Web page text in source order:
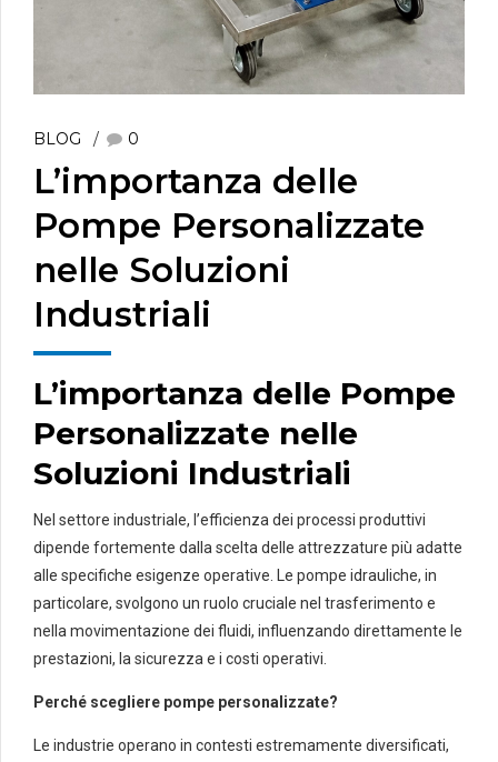
BLOG 0
L’importanza delle
Pompe Personalizzate
nelle Soluzioni
Industriali
L’importanza delle Pompe
Personalizzate nelle
Soluzioni Industriali
Nel settore industriale, l’efficienza dei processi produttivi
dipende fortemente dalla scelta delle attrezzature più adatte
alle specifiche esigenze operative. Le pompe idrauliche, in
particolare, svolgono un ruolo cruciale nel trasferimento e
nella movimentazione dei fluidi, influenzando direttamente le
prestazioni, la sicurezza e i costi operativi.
Perché scegliere pompe personalizzate?
Le industrie operano in contesti estremamente diversificati,